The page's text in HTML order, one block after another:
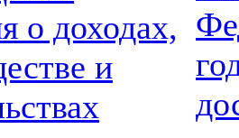
о доходах,
и